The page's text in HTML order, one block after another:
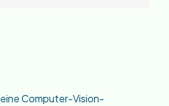
Computer-Vision-